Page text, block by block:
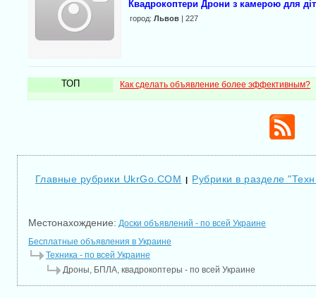
Квадрокоптери Дрони з камерою для
город: Львов | 227
ТОП Как сделать объявление более эффективным?
Главные рубрики UkrGo.COM | Рубрики в разделе
Местонахождение: Доски объявлений - по всей Украине
Бесплатные объявления в Украине
Техника - по всей Украине
Дроны, БПЛА, квадрокоптеры - по всей Украине